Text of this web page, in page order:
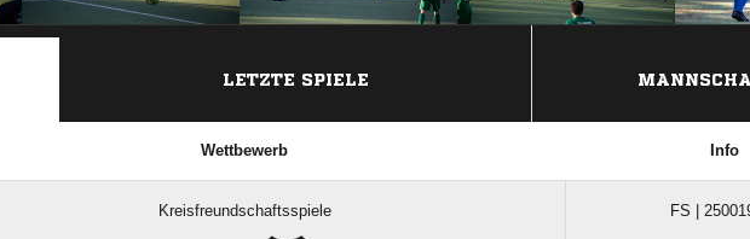
LETZTE SPIELE
Wettbewerb Info
Kreisfreundschaftsspiele FS |